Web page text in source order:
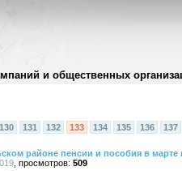
и общественных
130 131 132 133 134 135 136 137
районе пенсии и пособия в
509